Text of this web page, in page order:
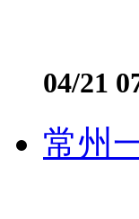
04/21
常州